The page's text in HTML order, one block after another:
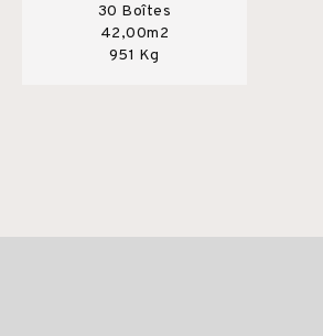
30 Boîtes
42,00m2
951 Kg